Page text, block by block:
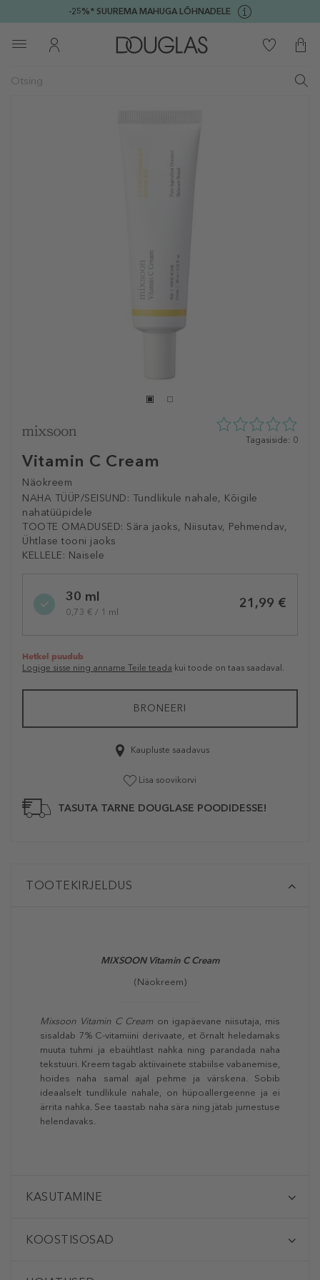
-25%* SUUREMA MAHUGA LÕHNADELE
Vitamin C Cream
Näokreem
NAHA TÜÜP/SEISUND: Tundlikule nahale, Kõigile
nahatüüpidele
TOOTE OMADUSED: Sära jaoks, Niisutav, Pehmendav,
Ühtlase tooni jaoks
KELLELE: Naisele
0
Tagasiside: 0
variation30 ml
0,73 € / 1 ml
21,99 €
Hetkel puudub
Logige sisse ning anname Teile teada kui toode on taas saadaval.
BRONEERI
Kaupluste saadavus
Lisa soovikorvi
TASUTA TARNE DOUGLASE POODIDESSE!
TOOTEKIRJELDUS
MIXSOON Vitamin C Cream
(Näokreem)
Mixsoon Vitamin C Creamon igapäevane niisutaja, mis
sisaldab 7% C-vitamiini derivaate, et õrnalt heledamaks
muuta tuhmi ja ebaühtlast nahka ning parandada naha
tekstuuri. Kreem tagab aktiivainete stabiilse vabanemise,
hoides naha samal ajal pehme ja värskena. Sobib
ideaalselt tundlikule nahale, on hüpoallergeenne ja ei
ärrita nahka. See taastab naha sära ning jätab jumestuse
helendavaks.
KASUTAMINE
KOOSTISOSAD